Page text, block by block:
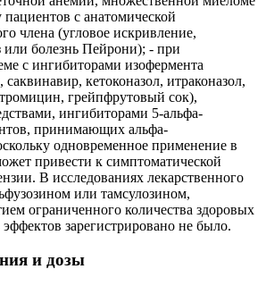
с анатомической
члена (угловое искривление,
болезнь Пейрони); - при
с ингибиторами изофермента
кетоконазол, итраконазол,
грейпфрутовый сок),
ингибиторами 5-альфа-
принимающих альфа-
одновременное применение в
привести к симптоматической
В исследованиях лекарственного
или тамсулозином,
ограниченного количества здоровых
зарегистрировано не было.
и дозы